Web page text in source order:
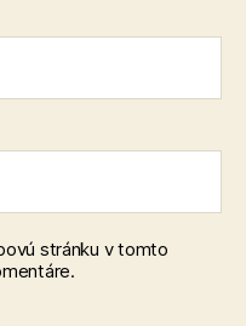
stránku v tomto